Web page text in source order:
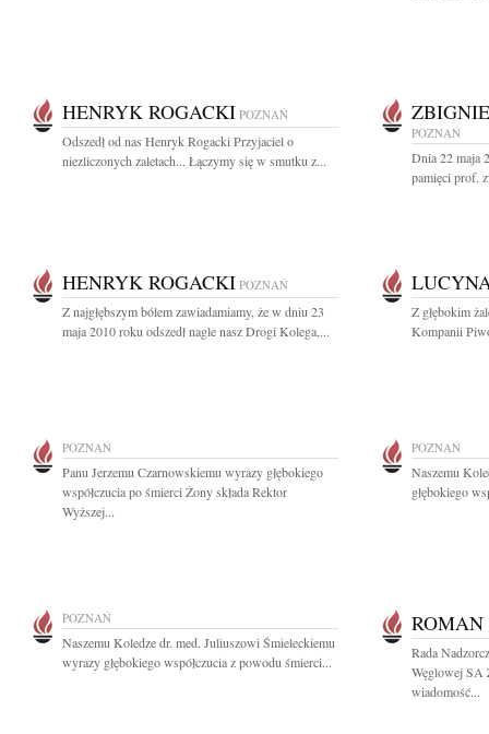
HENRYK ROGACKI POZNAŃ
Odszedł od nas Henryk Rogacki Przyjaciel o
niezliczonych zaletach... Łączymy się w smutku z...
POZNAŃ
Dnia 22 maja
pamięci prof.
HENRYK ROGACKI POZNAŃ
Z najgłębszym bólem zawiadamiamy, że w dniu 23
maja 2010 roku odszedł nagle nasz Drogi Kolega,...
Z głębokim
Kompanii
POZNAŃ
Panu Jerzemu Czarnowskiemu wyrazy głębokiego
współczucia po śmierci Żony składa Rektor
Wyższej...
POZNAŃ
Naszemu
głębokiego
POZNAŃ
Naszemu Koledze dr. med. Juliuszowi Śmieleckiemu
wyrazy głębokiego współczucia z powodu śmierci...
ROMAN
Rada
Węglowej SA
wiadomość...